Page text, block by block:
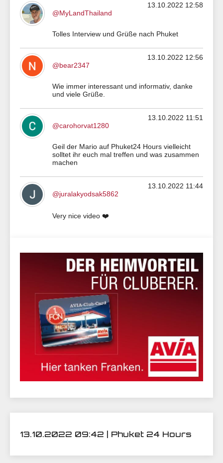
13.10.2022 12:58
@MyLandThailand
Tolles Interview und Grüße nach Phuket
13.10.2022 12:56
@bear2347
Wie immer interessant und informativ, danke
und viele Grüße.
13.10.2022 11:51
@carohorvat1280
Geil der Mario auf Phuket24 Hours vielleicht
solltet ihr euch mal treffen und was zusammen
machen
13.10.2022 11:44
@juralakyodsak5862
Very nice video ❤️
13.10.2022 09:42 | Phuket 24 Hours